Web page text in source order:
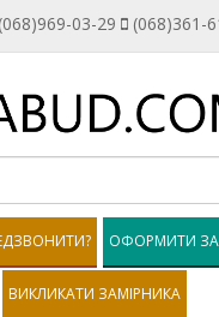
(068)969-03-29 (068)361-
ОФОРМИТИ
ВИКЛИКАТИ ЗАМІРНИКА